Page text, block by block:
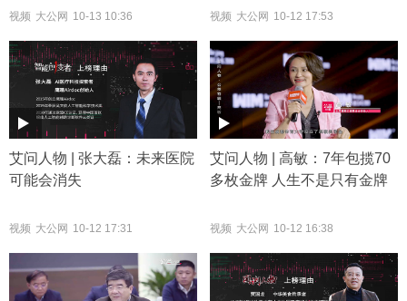
视频 大公网 10-13 10:36 视频 大公网 10-12 17:53
艾问人物 | 张大磊：未来医院
可能会消失
视频 大公网 10-12 17:31
艾问人物 | 高敏：7年包揽70
多枚金牌 人生不是只有金牌
视频 大公网 10-12 16:38